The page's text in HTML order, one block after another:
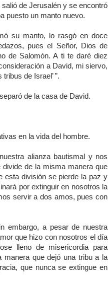
de Jerusalén y se encontró
puesto un manto nuevo.
su manto, lo rasgó en doce
pues el Señor, Dios de
de Salomón. A ti te daré diez
a David, mi siervo,
de Israel’ ”.
de la casa de David.
en la vida del hombre.
alianza bautismal y nos
de la misma manera que
esta división se pierde la paz y
por extinguir en nosotros la
servir a dos amos, pues con
embargo, a pesar de nuestra
que hizo con nosotros el día
lleno de misericordia para
que dejó una tribu a la
que nunca se extingue en